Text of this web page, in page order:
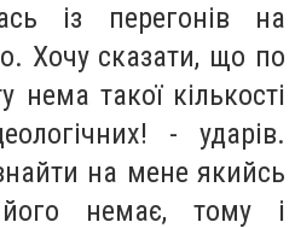
із перегонів на
Хочу сказати, що по
такої кількості
- ударів.
на мене якийсь
немає, тому і